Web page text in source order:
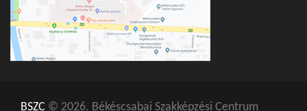
BSZC © 2026. Békéscsabai Szakképzési Centrum